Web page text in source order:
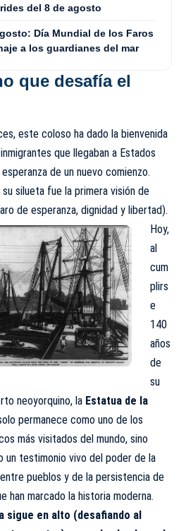
del 8 de agosto
Día Mundial de los Faros
a los guardianes del mar
que desafía el
este coloso ha dado la bienvenida
que llegaban a Estados
de un nuevo comienzo.
su silueta fue la primera visión de
de esperanza, dignidad y libertad).
Hoy,
al
cum
plirs
e
140
años
de
su
neoyorquino, la Estatua de la
permanece como uno de los
más visitados del mundo, sino
un testimonio vivo del poder de la
pueblos y de la persistencia de
han marcado la historia moderna.
sigue en alto (desafiando al